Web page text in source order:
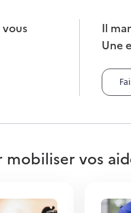
vous
Il
Une
mobiliser vos